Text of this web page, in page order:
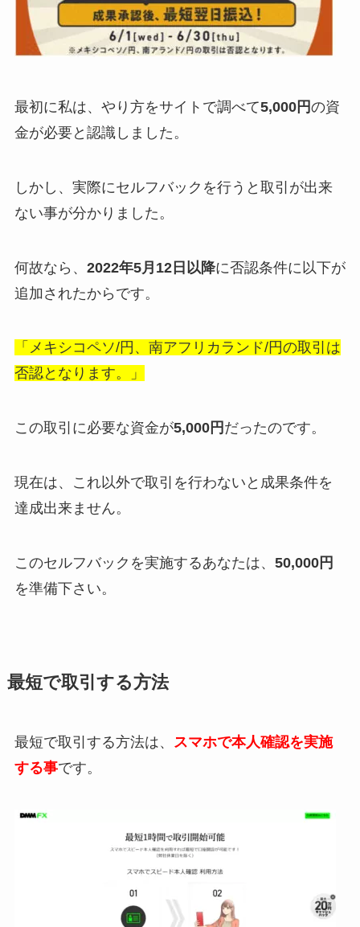
最初に私は、やり方をサイトで調べて5,000円の資
金が必要と認識しました。
しかし、実際にセルフバックを行うと取引が出来
ない事が分かりました。
何故なら、 2022年5月12日以降に否認条件に以下が
追加されたからです。
「メキシコペソ/円、南アフリカランド/円の取引は
否認となります。」
この取引に必要な資金が5,000円 だったのです。
現在は、これ以外で取引を行わないと成果条件を
達成出来ません。
このセルフバックを実施するあなたは、 50,000円
を準備下さい。
最短で取引する方法
最短で取引する方法は、
スマホで本人確認を実施
する事です。